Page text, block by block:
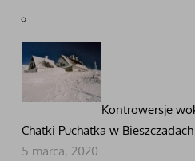
Kontrowersje
Chatki Puchatka w Bieszczadach
5 marca, 2020